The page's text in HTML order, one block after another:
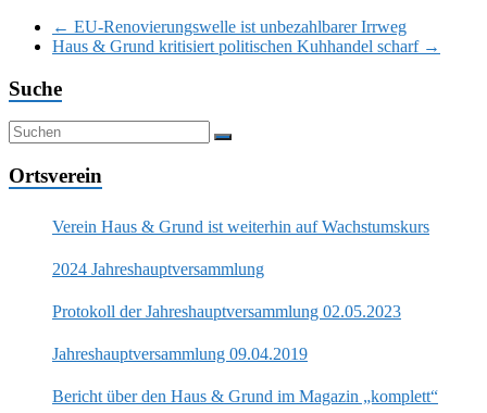
← EU-Renovierungswelle ist unbezahlbarer Irrweg
Haus & Grund kritisiert politischen Kuhhandel scharf →
Suche
Ortsverein
Verein Haus & Grund ist weiterhin auf Wachstumskurs
2024 Jahreshauptversammlung
Protokoll der Jahreshauptversammlung 02.05.2023
Jahreshauptversammlung 09.04.2019
Bericht über den Haus & Grund im Magazin „komplett“